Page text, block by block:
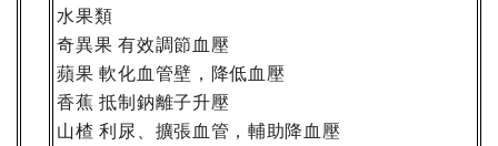
水果類
奇異果 有效調節血壓
蘋果 軟化血管壁，降低血壓
香蕉 抵制鈉離子升壓
山楂 利尿、擴張血管，輔助降血壓